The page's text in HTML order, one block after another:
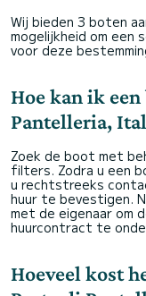
Wij bieden 3 boten
mogelijkheid om een
voor deze
Hoe kan ik
Pantelleria,
Zoek de boot met
filters. Zodra u een
u rechtstreeks
huur te bevestigen.
met de eigenaar om
huurcontract te
Hoeveel kost